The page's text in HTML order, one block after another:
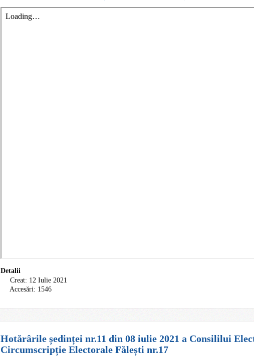
Detalii
Creat: 12 Iulie 2021
Accesări: 1546
Hotărârile ședinței nr.11 din 08 iulie 2021 a Consililui
Circumscripție Electorale Fălești nr.17